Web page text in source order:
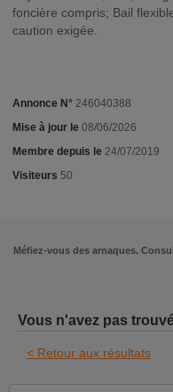
foncière compris; Bail
caution exigée.
Annonce N° 246040388
Mise à jour le 08/06/2026
Membre depuis le 24/07/2019
Visiteurs 50
Méfiez-vous des arnaques.
Vous n'avez pas
< Retour aux résultats